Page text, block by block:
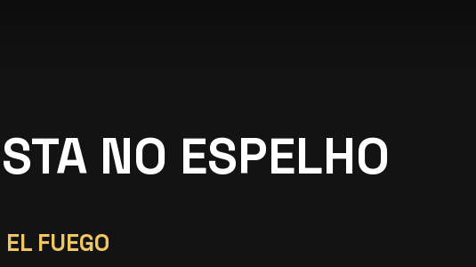
NO ESPELHO
FUEGO